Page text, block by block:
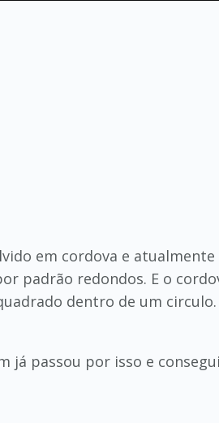
em cordova e atualmente
padrão redondos. E o
dentro de um
já passou por isso e